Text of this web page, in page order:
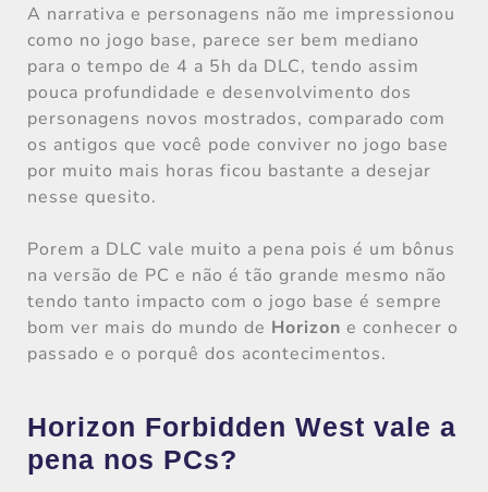
A narrativa e personagens não me impressionou
como no jogo base, parece ser bem mediano
para o tempo de 4 a 5h da DLC, tendo assim
pouca profundidade e desenvolvimento dos
personagens novos mostrados, comparado com
os antigos que você pode conviver no jogo base
por muito mais horas ficou bastante a desejar
nesse quesito.
Porem a DLC vale muito a pena pois é um bônus
na versão de PC e não é tão grande mesmo não
tendo tanto impacto com o jogo base é sempre
bom ver mais do mundo de Horizon e conhecer o
passado e o porquê dos acontecimentos.
Horizon Forbidden West vale a
pena nos PCs?